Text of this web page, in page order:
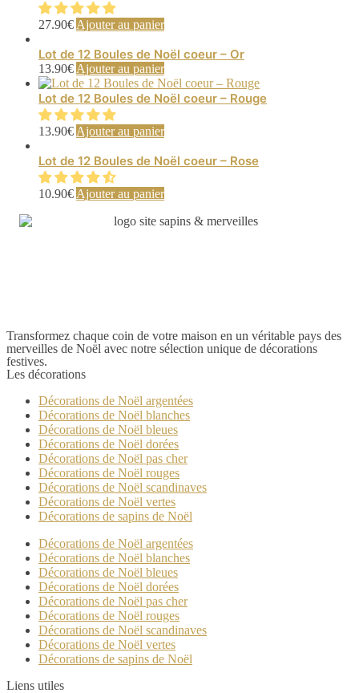
27.90€ Ajouter au panier
Lot de 12 Boules de Noël coeur – Or
13.90€ Ajouter au panier
Lot de 12 Boules de Noël coeur – Rouge
13.90€ Ajouter au panier
Lot de 12 Boules de Noël coeur – Rose
10.90€ Ajouter au panier
Transformez chaque coin de votre maison en un véritable pays des
merveilles de Noël avec notre sélection unique de décorations
festives.
Les décorations
Décorations de Noël argentées
Décorations de Noël blanches
Décorations de Noël bleues
Décorations de Noël dorées
Décorations de Noël pas cher
Décorations de Noël rouges
Décorations de Noël scandinaves
Décorations de Noël vertes
Décorations de sapins de Noël
Décorations de Noël argentées
Décorations de Noël blanches
Décorations de Noël bleues
Décorations de Noël dorées
Décorations de Noël pas cher
Décorations de Noël rouges
Décorations de Noël scandinaves
Décorations de Noël vertes
Décorations de sapins de Noël
Liens utiles